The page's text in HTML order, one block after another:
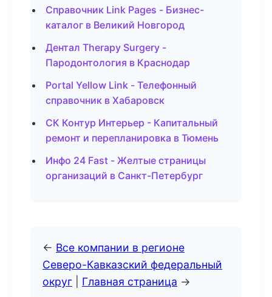
Справочник Link Pages - Бизнес-
каталог в Великий Новгород
Дентал Therapy Surgery -
Пародонтология в Краснодар
Portal Yellow Link - Телефонный
справочник в Хабаровск
СК Контур Интерьер - Капитальный
ремонт и перепланировка в Тюмень
Инфо 24 Fast - Желтые страницы
организаций в Санкт-Петербург
← Все компании в регионе
Северо-Кавказский федеральный
округ
Главная страница →